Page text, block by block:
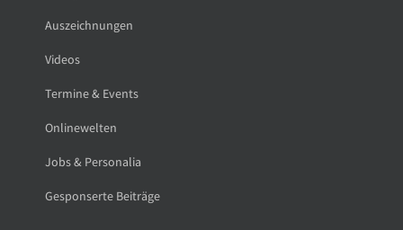
Auszeichnungen
Videos
Termine & Events
Onlinewelten
Jobs & Personalia
Gesponserte Beiträge